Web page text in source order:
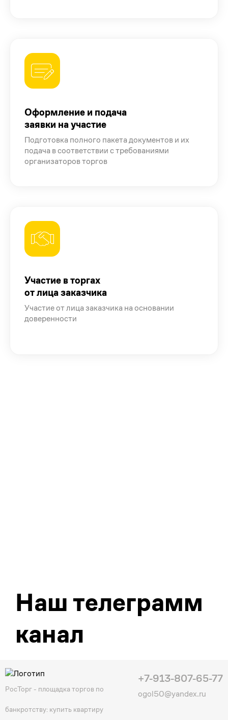
Оформление и подача
заявки на участие
Подготовка полного пакета документов и их
подача в соответствии с требованиями
организаторов торгов
Участие в торгах
от лица заказчика
Участие от лица заказчика на основании
доверенности
Наш телеграмм
канал
РосТорг - площадка торгов по
банкротству: купить квартиру
+7-913-807-65-77
ogol50@yandex.ru